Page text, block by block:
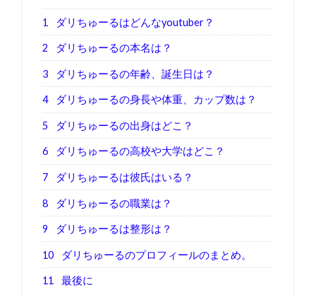
1 ダリちゅーるはどんなyoutuber？
2 ダリちゅーるの本名は？
3 ダリちゅーるの年齢、誕生日は？
4 ダリちゅーるの身長や体重、カップ数は？
5 ダリちゅーるの出身はどこ？
6 ダリちゅーるの高校や大学はどこ？
7 ダリちゅーるは彼氏はいる？
8 ダリちゅーるの職業は？
9 ダリちゅーるは整形は？
10 ダリちゅーるのプロフィールのまとめ。
11 最後に